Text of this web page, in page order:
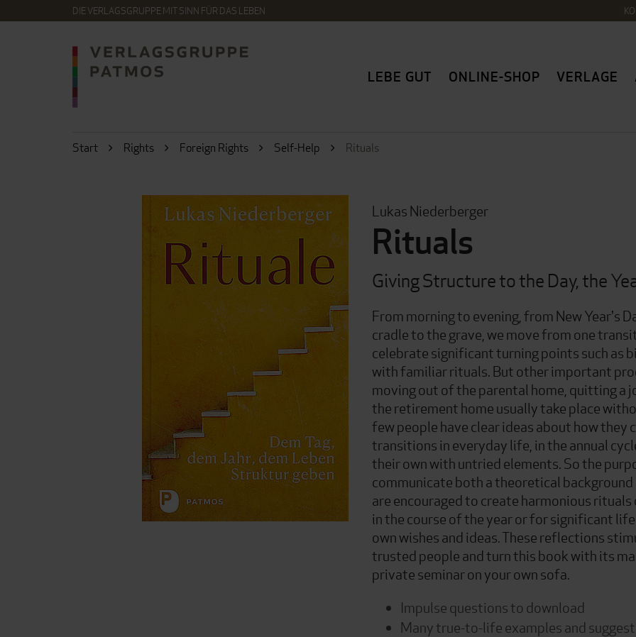
DIE VERLAGSGRUPPE MIT SINN FÜR DAS LEBEN
LEBE GUT ONLINE-SHOP VERLAGE
Start Rights Foreign Rights Self-Help Rituals
Lukas Niederberger
Rituals
Giving Structure to the Day, the
From morning to evening, from New Year's
cradle to the grave, we move from one
celebrate significant turning points such as
with familiar rituals. But other important
moving out of the parental home, quitting a
the retirement home usually take place
few people have clear ideas about how they
transitions in everyday life, in the annual
their own with untried elements. So the
communicate both a theoretical background
are encouraged to create harmonious
in the course of the year or for significant
own wishes and ideas. These reflections
trusted people and turn this book with its
private seminar on your own sofa.
Impulse questions to download
Many true-to-life examples and